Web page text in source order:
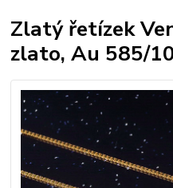
Zlatý řetízek
zlato, Au 585/